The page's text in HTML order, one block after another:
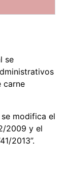
se
carne
se modifica el
2009 y el
2013”.